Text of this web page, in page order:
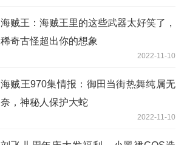
海贼王：海贼王里的这些武器太好笑了，
稀奇古怪超出你的想象
2022-11-10
海贼王970集情报：御田当街热舞纯属无
奈，神秘人保护大蛇
2022-11-10